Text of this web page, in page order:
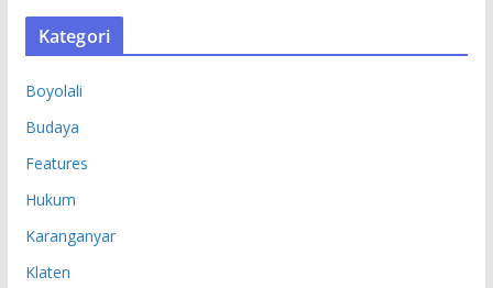
S
Kategori
Boyolali
Budaya
Features
Hukum
Karanganyar
Klaten